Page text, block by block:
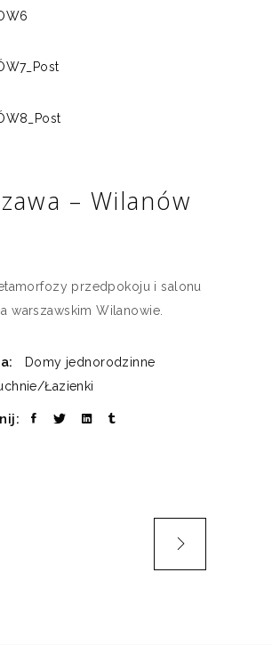
– Wilanów
przedpokoju i salonu
warszawskim Wilanowie.
Domy jednorodzinne
Łazienki